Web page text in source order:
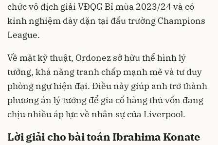
chức vô địch giải VĐQG Bỉ mùa 2023/24 và có
kinh nghiệm dày dặn tại đấu trường Champions
League.
Về mặt kỹ thuật, Ordonez sở hữu thể hình lý
tưởng, khả năng tranh chấp mạnh mẽ và tư duy
phòng ngự hiện đại. Điều này giúp anh trở thành
phương án lý tưởng để gia cố hàng thủ vốn đang
chịu nhiều áp lực về nhân sự của Liverpool.
Lời giải cho bài toán Ibrahima Konate